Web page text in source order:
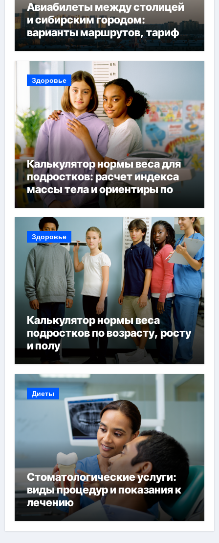
Авиабилеты между столицей
и сибирским городом:
варианты маршрутов, тарифы
и советы по планированию
поездки
Здоровье
Калькулятор нормы веса для
подростков: расчет индекса
массы тела и ориентиры по
возрасту, росту и полу
Здоровье
Калькулятор нормы веса
подростков по возрасту, росту
и полу
Диеты
Стоматологические услуги:
виды процедур и показания к
лечению